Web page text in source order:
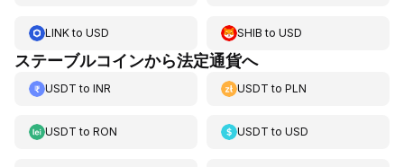
LINKto USD SHIB toUSD
ステーブルコインから法定通貨へ
USDT to INR USDT toPLN
USDT to RON USDT toUSD